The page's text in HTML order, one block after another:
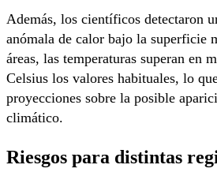
Además, los científicos detectaron
anómala de calor bajo la superficie
áreas, las temperaturas superan en
Celsius los valores habituales, lo
proyecciones sobre la posible
climático.
Riesgos para distintas